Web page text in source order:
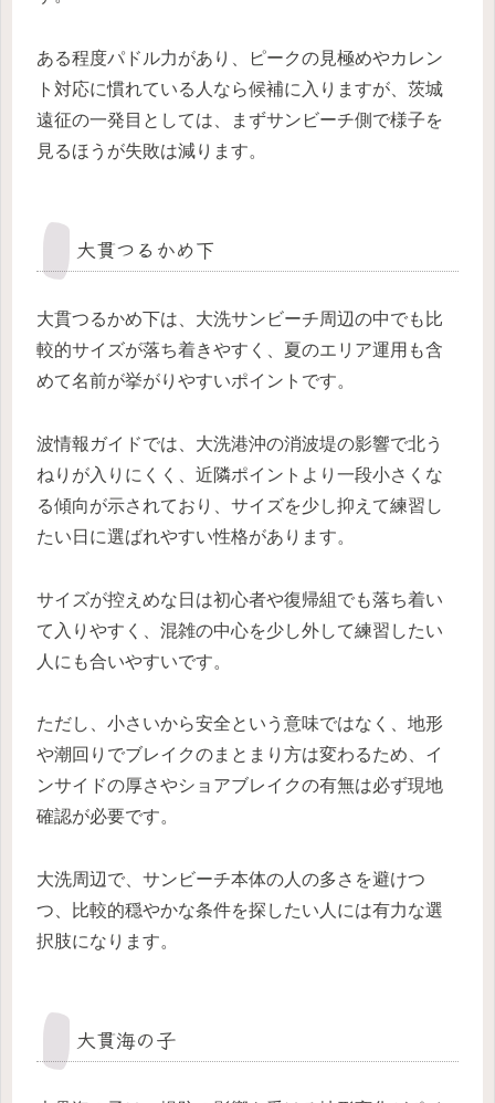
ある程度パドル力があり、ピークの見極めやカレン
ト対応に慣れている人なら候補に入りますが、茨城
遠征の一発目としては、まずサンビーチ側で様子を
見るほうが失敗は減ります。
大貫つるかめ下
大貫つるかめ下は、大洗サンビーチ周辺の中でも比
較的サイズが落ち着きやすく、夏のエリア運用も含
めて名前が挙がりやすいポイントです。
波情報ガイドでは、大洗港沖の消波堤の影響で北う
ねりが入りにくく、近隣ポイントより一段小さくな
る傾向が示されており、サイズを少し抑えて練習し
たい日に選ばれやすい性格があります。
サイズが控えめな日は初心者や復帰組でも落ち着い
て入りやすく、混雑の中心を少し外して練習したい
人にも合いやすいです。
ただし、小さいから安全という意味ではなく、地形
や潮回りでブレイクのまとまり方は変わるため、イ
ンサイドの厚さやショアブレイクの有無は必ず現地
確認が必要です。
大洗周辺で、サンビーチ本体の人の多さを避けつ
つ、比較的穏やかな条件を探したい人には有力な選
択肢になります。
大貫海の子